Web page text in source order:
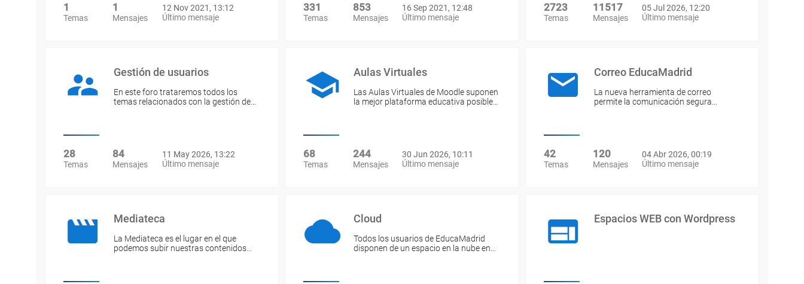
1
Temas
1
Mensajes
12 Nov 2021, 13:12
Último mensaje
331
Temas
853
Mensajes
16 Sep 2021, 12:48
Último mensaje
2723
Temas
11517
Mensajes
05 Jul 2026, 12:20
Último mensaje
Gestión de usuarios
En este foro trataremos todos los
temas relacionados con la gestión de…
28
Temas
84
Mensajes
11 May 2026, 13:22
Último mensaje
Aulas Virtuales
Las Aulas Virtuales de Moodle suponen
la mejor plataforma educativa posible…
68
Temas
244
Mensajes
30 Jun 2026, 10:11
Último mensaje
Correo EducaMadrid
La nueva herramienta de correo
permite la comunicación segura…
42
Temas
120
Mensajes
04 Abr 2026, 00:19
Último mensaje
Mediateca
La Mediateca es el lugar en el que
podemos subir nuestras contenidos…
Cloud
Todos los usuarios de EducaMadrid
disponen de un espacio en la nube en…
Espacios WEB con Wordpress